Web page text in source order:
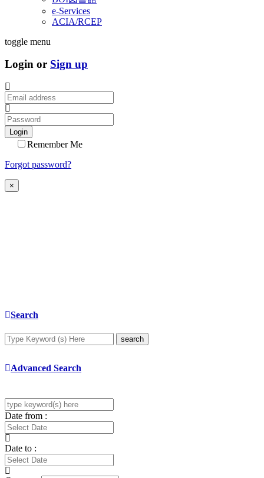
e-Services
ACIA/RCEP
toggle menu
Login or Sign up
Login
Remember Me
Forgot password?
×
Search
search
Advanced Search
Date from :
Date to :